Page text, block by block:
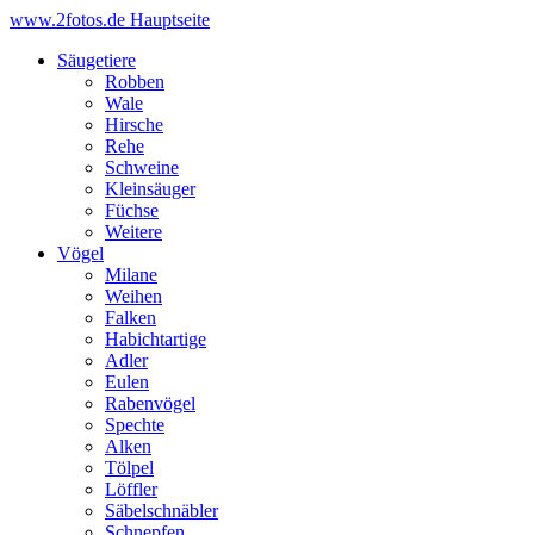
www.2fotos.de Hauptseite
Säugetiere
Robben
Wale
Hirsche
Rehe
Schweine
Kleinsäuger
Füchse
Weitere
Vögel
Milane
Weihen
Falken
Habichtartige
Adler
Eulen
Rabenvögel
Spechte
Alken
Tölpel
Löffler
Säbelschnäbler